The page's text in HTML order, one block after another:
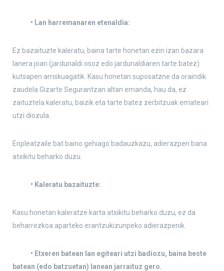
• Lan harremanaren etenaldia:
Ez bazaituzte kaleratu, baina tarte honetan ezin izan bazara
lanera joan (jardunaldi osoz edo jardunaldiaren tarte batez)
kutsapen arriskuagatik. Kasu honetan suposatzne da oraindik
zaudela Gizarte Segurantzan altan emanda, hau da, ez
zaituztela kaleratu, baizik eta tarte batez zerbitzuak emateari
utzi diozula.
Enpleatzaile bat baino gehiago badauzkazu, adierazpen bana
atxikitu beharko duzu.
• Kaleratu bazaituzte:
Kasu honetan kaleratze karta atxikitu beharko duzu, ez da
beharrezkoa aparteko erantzukizunpeko adierazpenik.
• Etxeren batean lan egiteari utzi badiozu, baina beste
batean (edo batzuetan) lanean jarraituz gero.